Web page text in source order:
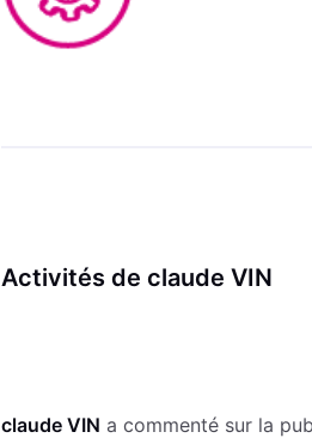
Activités de claude VIN
claude VIN a commenté sur la